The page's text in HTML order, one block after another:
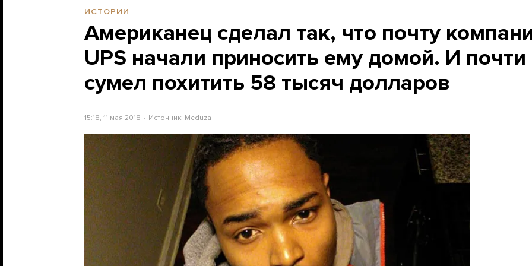
ИСТОРИИ
Американец сделал так, что почту
UPS начали приносить ему домой. И почти
сумел похитить 58 тысяч долларов
15:18, 11 мая 2018 Источник: Meduza